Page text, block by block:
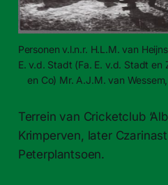
Personen v.l.n.r. H.L.M. van
E. v.d. Stadt (Fa. E. v.d. Stadt en
en Co) Mr. A.J.M. van
Terrein van Cricketclub
Krimperven, later
Peterplantsoen.